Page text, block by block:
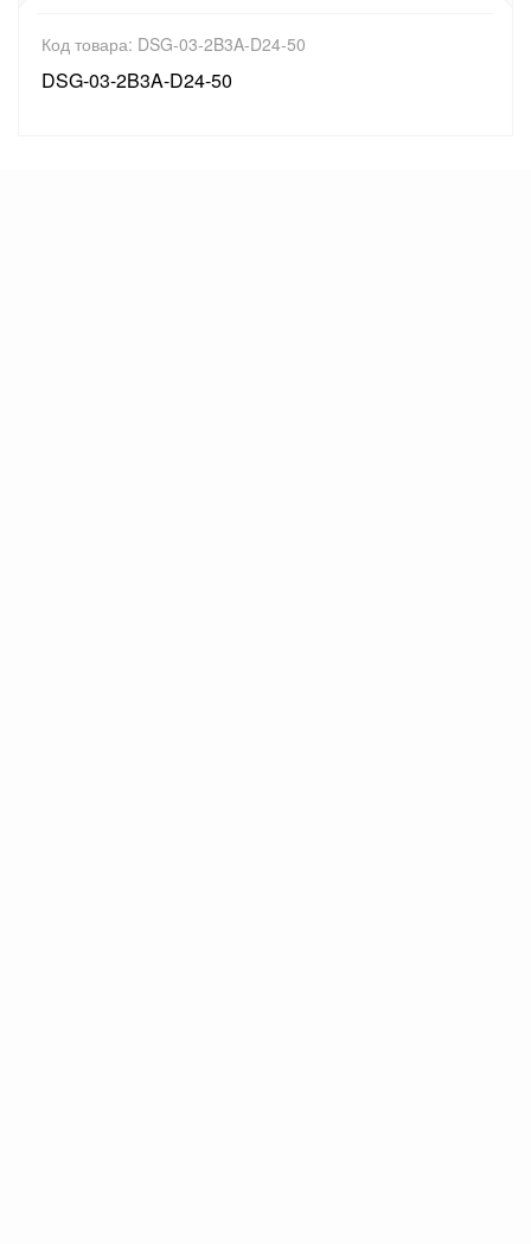
Код товара: DSG-03-2B3A-D24-50
DSG-03-2B3A-D24-50